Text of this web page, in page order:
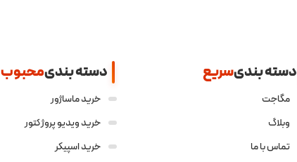
دسته بندیسریع
مگاجت
وبلاگ
تماس با ما
دسته بندیمحبوب
خرید ماساژور
خرید ویدیو پروژکتور
خرید اسپیکر